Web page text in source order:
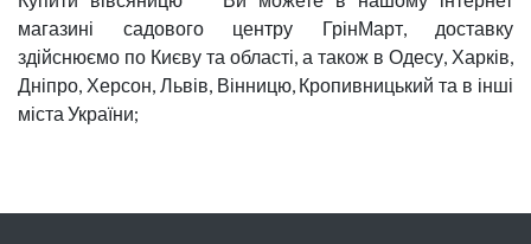
магазині садового центру ГрінМарт, доставку
здійснюємо по Києву та області, а також в Одесу, Харків,
Дніпро, Херсон, Львів, Вінницю, Кропивницький та в інші
міста України;